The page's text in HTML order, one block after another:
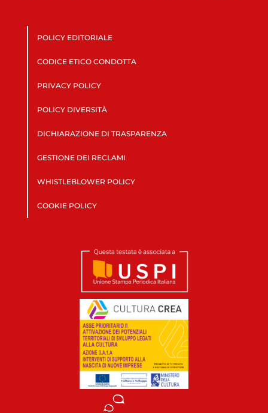
POLICY EDITORIALE
CODICE ETICO CONDOTTA
PRIVACY POLICY
POLICY DIVERSITÀ
DICHIARAZIONE DI TRASPARENZA
GESTIONE DEI RECLAMI
WHISTLEBLOWER POLICY
COOKIE POLICY